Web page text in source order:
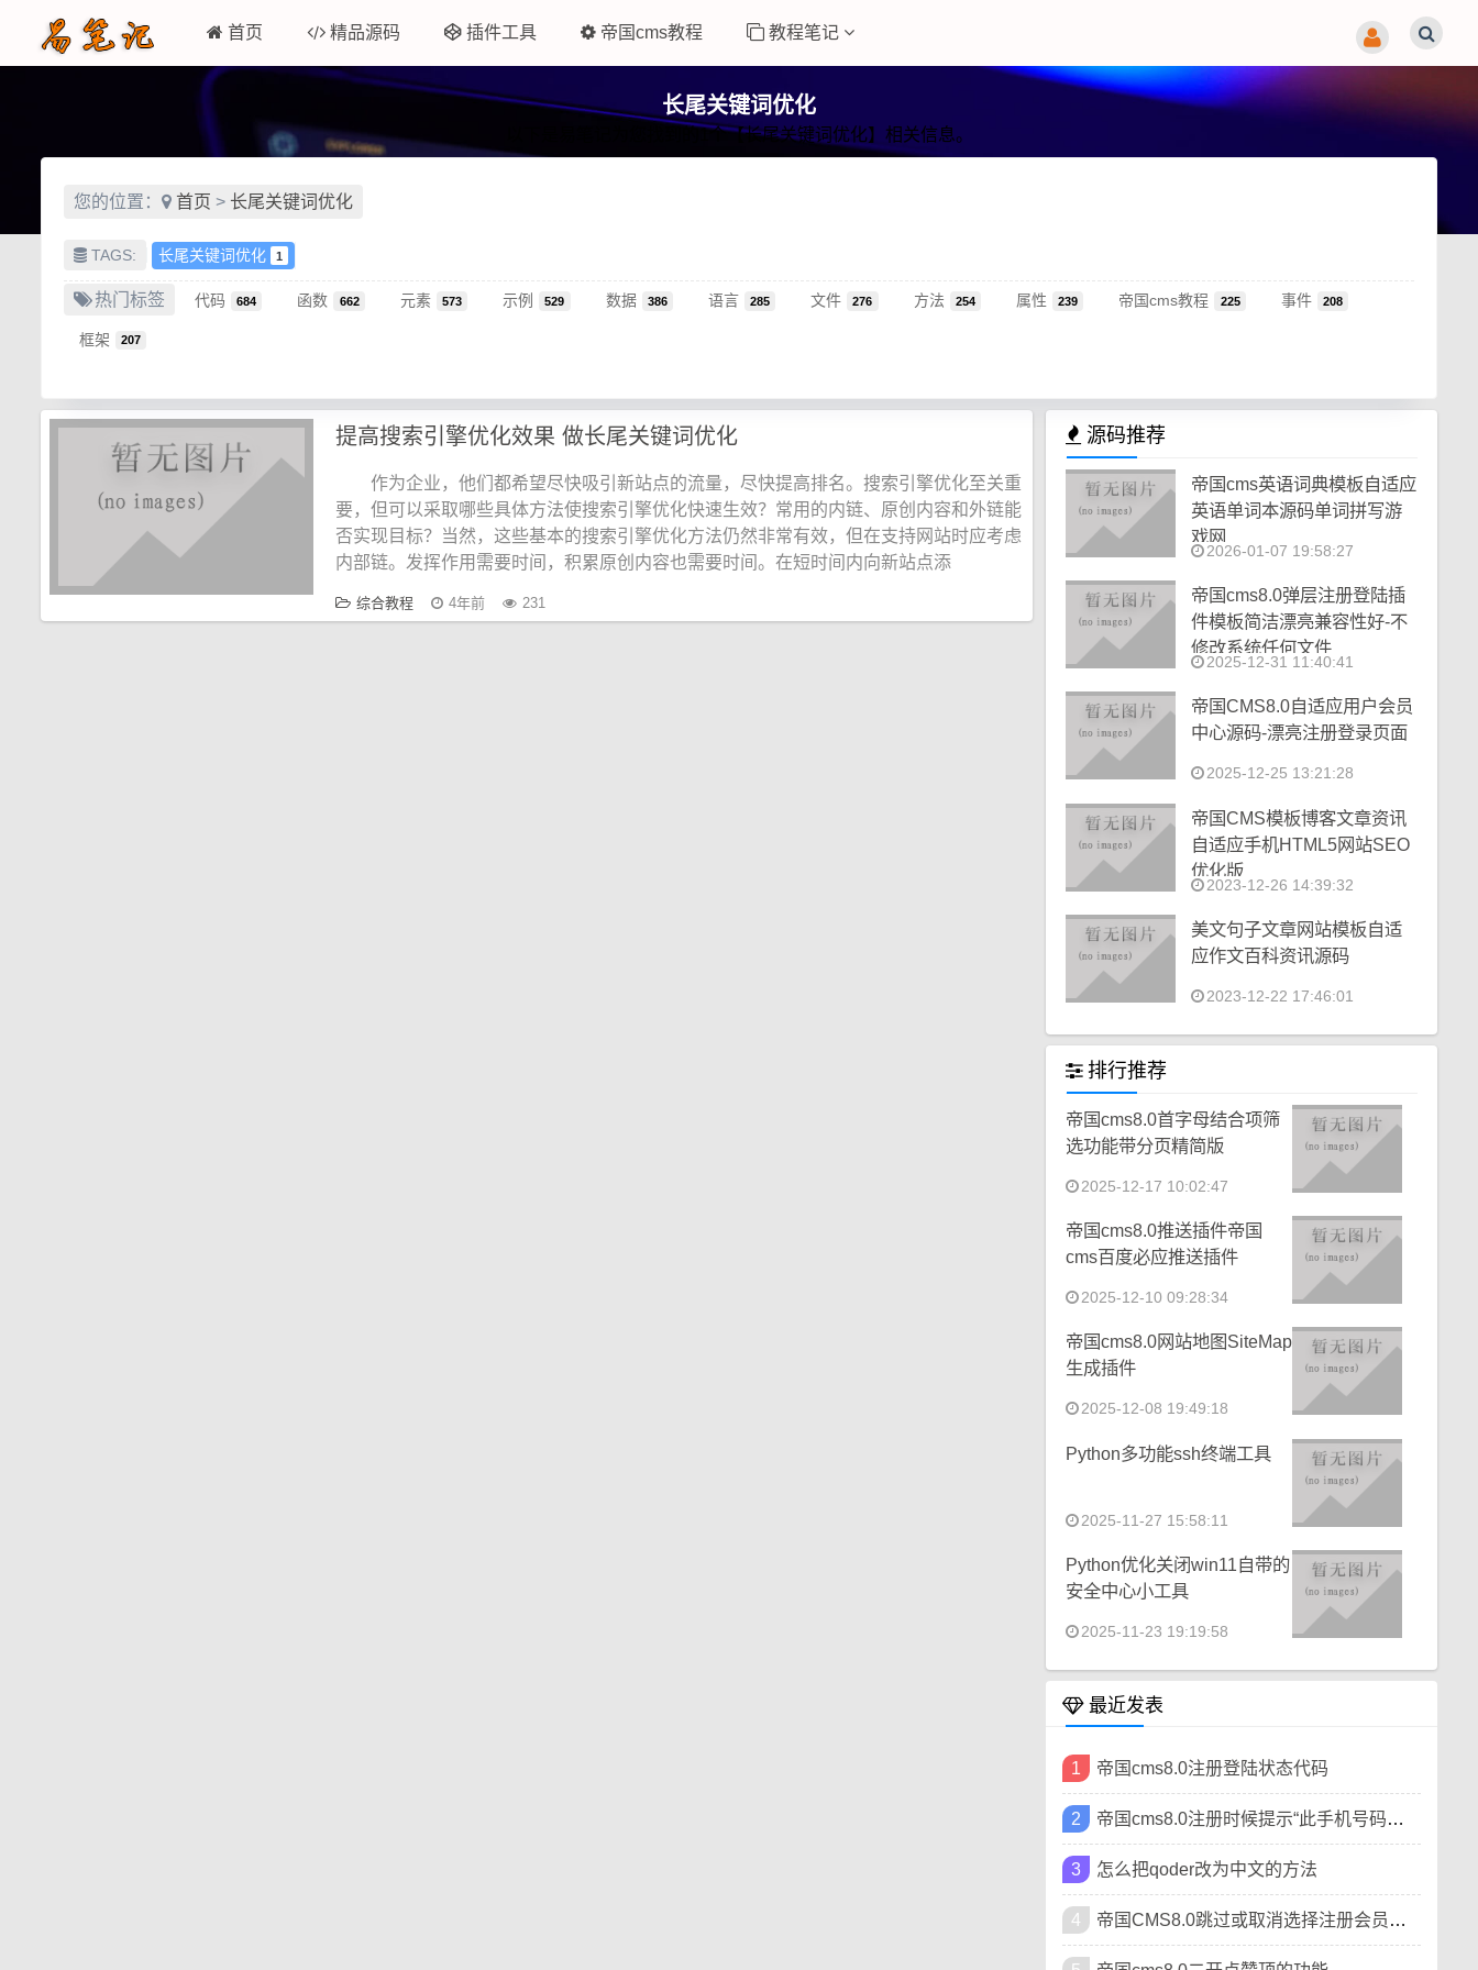
首页 精品源码 插件工具 帝国cms教程 教程笔记
长尾关键词优化
以下是易笔记为您找到的1个【长尾关键词优化】相关信息。
您的位置： 首页 > 长尾关键词优化
TAGS: 长尾关键词优化 1
热门标签 代码 684 函数 662 元素 573 示例 529 数据 386 语言 285 文件 276 方法 254 属性 239 帝国cms教程 225 事件 208
框架 207
提高搜索引擎优化效果 做长尾关键词优化
作为企业，他们都希望尽快吸引新站点的流量，尽快提高排名。搜索引擎优化至关重
要，但可以采取哪些具体方法使搜索引擎优化快速生效？常用的内链、原创内容和外链能
否实现目标？当然，这些基本的搜索引擎优化方法仍然非常有效，但在支持网站时应考虑
内部链。发挥作用需要时间，积累原创内容也需要时间。在短时间内向新站点添
综合教程 4年前 231
源码推荐
帝国cms英语词典模板自适应
英语单词本源码单词拼写游
戏网
2026-01-07 19:58:27
帝国cms8.0弹层注册登陆插
件模板简洁漂亮兼容性好-不
修改系统任何文件
2025-12-31 11:40:41
帝国CMS8.0自适应用户会员
中心源码-漂亮注册登录页面
2025-12-25 13:21:28
帝国CMS模板博客文章资讯
自适应手机HTML5网站SEO
优化版
2023-12-26 14:39:32
美文句子文章网站模板自适
应作文百科资讯源码
2023-12-22 17:46:01
排行推荐
帝国cms8.0首字母结合项筛
选功能带分页精简版
2025-12-17 10:02:47
帝国cms8.0推送插件帝国
cms百度必应推送插件
2025-12-10 09:28:34
帝国cms8.0网站地图SiteMap
生成插件
2025-12-08 19:49:18
Python多功能ssh终端工具
2025-11-27 15:58:11
Python优化关闭win11自带的
安全中心小工具
2025-11-23 19:19:58
最近发表
1 帝国cms8.0注册登陆状态代码
2 帝国cms8.0注册时候提示“此手机号码已被注册”
3 怎么把qoder改为中文的方法
4 帝国CMS8.0跳过或取消选择注册会员类型方法